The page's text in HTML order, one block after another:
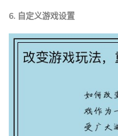
6. 自定义游戏设置